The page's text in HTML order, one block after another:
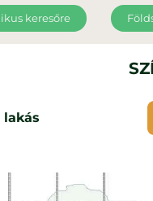
keresőre
lakás